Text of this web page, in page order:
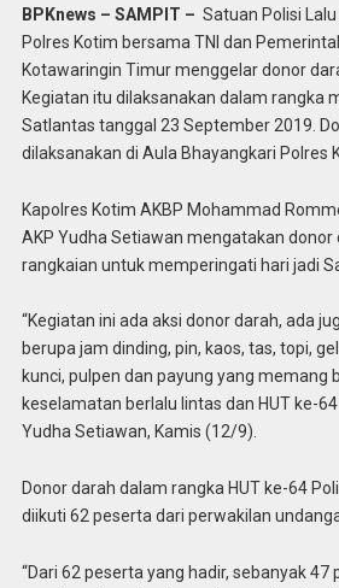
BPKnews – SAMPIT – Satuan Polisi
Polres Kotim bersama TNI dan
Kotawaringin Timur menggelar donor
Kegiatan itu dilaksanakan dalam rangka
Satlantas tanggal 23 September 2019.
dilaksanakan di Aula Bhayangkari Polres
Kapolres Kotim AKBP Mohammad
AKP Yudha Setiawan mengatakan donor
rangkaian untuk memperingati hari jadi
“Kegiatan ini ada aksi donor darah, ada
berupa jam dinding, pin, kaos, tas, topi,
kunci, pulpen dan payung yang memang
keselamatan berlalu lintas dan HUT ke-
Yudha Setiawan, Kamis (12/9).
Donor darah dalam rangka HUT ke-64
diikuti 62 peserta dari perwakilan
“Dari 62 peserta yang hadir, sebanyak 47